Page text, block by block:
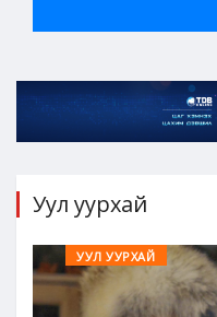
Уул уурхай
УУЛ УУРХАЙ